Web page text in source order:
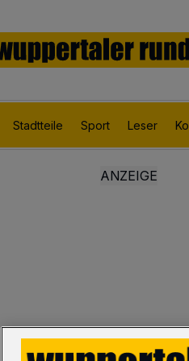
Stadtteile Sport Leser